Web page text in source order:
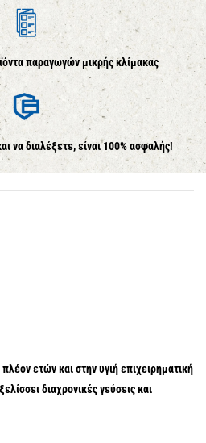
παραγωγών μικρής κλίμακας
να διαλέξετε, είναι 100% ασφαλής!
ετών και στην υγιή επιχειρηματική
διαχρονικές γεύσεις και